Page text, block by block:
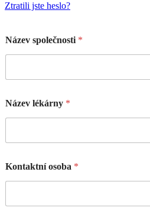
Ztratili jste heslo?
Název společnosti *
Název lékárny *
Kontaktní osoba *